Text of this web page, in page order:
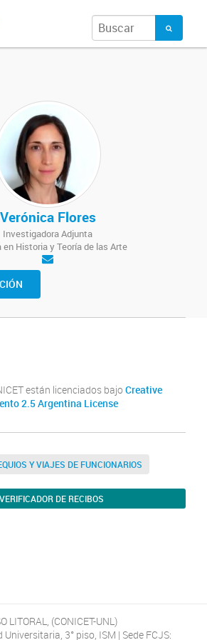
Verónica Flores
Investigadora Adjunta
en Historia y Teoría de las Arte
están licenciados bajo Creative
2.5 Argentina License
Y VIAJES DE FUNCIONARIOS
DE RECIBOS
LITORAL, (CONICET-UNL)
Universitaria, 3° piso, ISM | Sede FCJS: